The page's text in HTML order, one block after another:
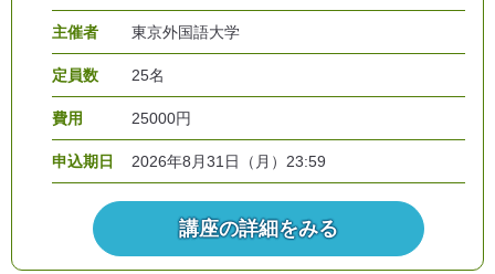
主催者 東京外国語大学
定員数 25名
費用 25000円
申込期日 2026年8月31日（月）23:59
講座の詳細をみる